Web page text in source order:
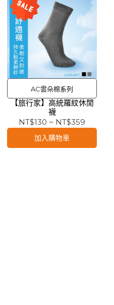
AC雲朵棉系列
【旅行家】高統羅紋休閒
襪
NT$130 ~ NT$359
加入購物車